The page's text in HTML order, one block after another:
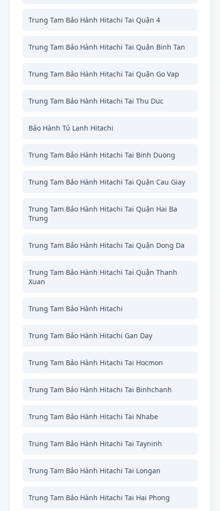
Trung Tam Bảo Hành Hitachi Tai Quận 4
Trung Tam Bảo Hành Hitachi Tai Quận Binh Tan
Trung Tam Bảo Hành Hitachi Tai Quận Go Vap
Trung Tam Bảo Hành Hitachi Tai Thu Duc
Bảo Hành Tủ Lạnh Hitachi
Trung Tam Bảo Hành Hitachi Tai Binh Duong
Trung Tam Bảo Hành Hitachi Tai Quận Cau Giay
Trung Tam Bảo Hành Hitachi Tai Quận Hai Ba
Trung
Trung Tam Bảo Hành Hitachi Tai Quận Dong Da
Trung Tam Bảo Hành Hitachi Tai Quận Thanh
Xuan
Trung Tam Bảo Hành Hitachi
Trung Tam Bảo Hành Hitachi Gan Day
Trung Tam Bảo Hành Hitachi Tai Hocmon
Trung Tam Bảo Hành Hitachi Tai Binhchanh
Trung Tam Bảo Hành Hitachi Tai Nhabe
Trung Tam Bảo Hành Hitachi Tai Tayninh
Trung Tam Bảo Hành Hitachi Tai Longan
Trung Tam Bảo Hành Hitachi Tai Hai Phong